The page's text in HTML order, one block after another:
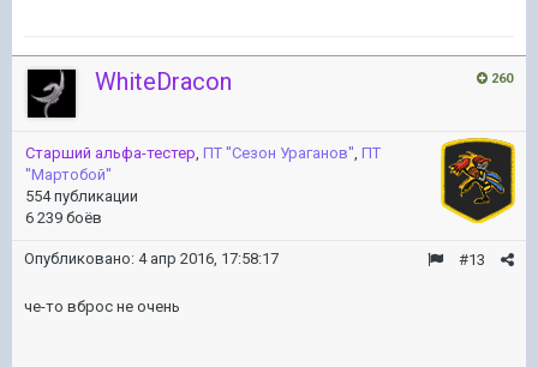
260
WhiteDracon
Старший альфа-тестер, ПТ ''Сезон Ураганов'', ПТ
''Мартобой''
554 публикации
6 239 боёв
#13
Опубликовано: 4 апр 2016, 17:58:17
че-то вброс не очень